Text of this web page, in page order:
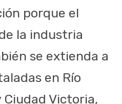
porque el
la industria
se extienda a
en Río
Ciudad Victoria,